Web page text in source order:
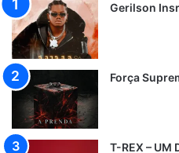
Gerilson
Força
T-REX – UM